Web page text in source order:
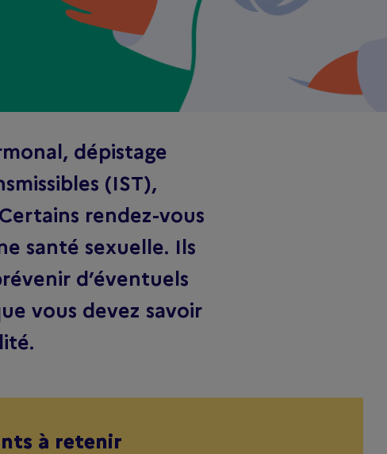
dépistage
(IST),
rendez-vous
santé sexuelle. Ils
d’éventuels
vous devez savoir
à retenir